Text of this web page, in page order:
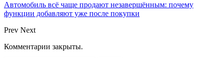
Автомобиль всё чаще продают незавершённым: почему
функции добавляют уже после покупки
Prev Next
Комментарии закрыты.